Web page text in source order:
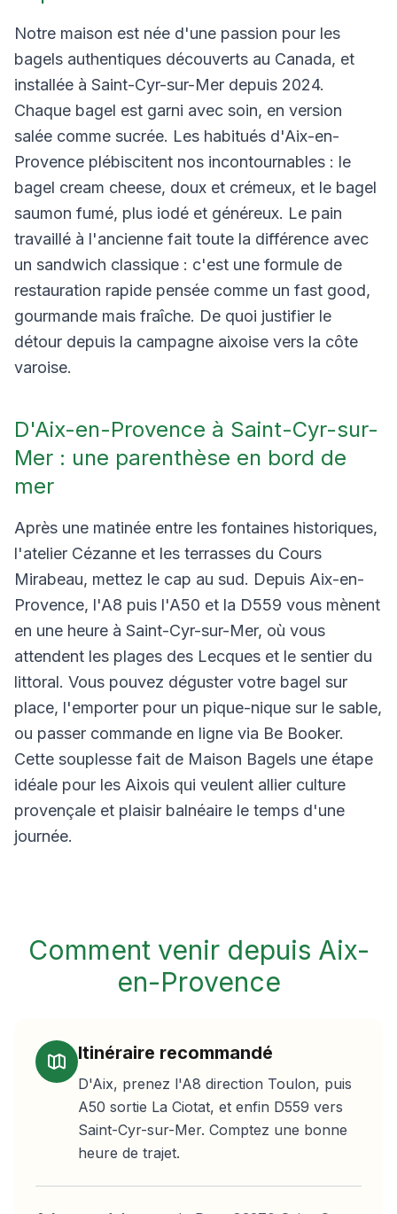
Notre maison est née d'une passion pour les
bagels authentiques découverts au Canada, et
installée à Saint-Cyr-sur-Mer depuis 2024.
Chaque bagel est garni avec soin, en version
salée comme sucrée. Les habitués d'Aix-en-
Provence plébiscitent nos incontournables : le
bagel cream cheese, doux et crémeux, et le bagel
saumon fumé, plus iodé et généreux. Le pain
travaillé à l'ancienne fait toute la différence avec
un sandwich classique : c'est une formule de
restauration rapide pensée comme un fast good,
gourmande mais fraîche. De quoi justifier le
détour depuis la campagne aixoise vers la côte
varoise.
D'Aix-en-Provence à Saint-Cyr-sur-
Mer : une parenthèse en bord de
mer
Après une matinée entre les fontaines historiques,
l'atelier Cézanne et les terrasses du Cours
Mirabeau, mettez le cap au sud. Depuis Aix-en-
Provence, l'A8 puis l'A50 et la D559 vous mènent
en une heure à Saint-Cyr-sur-Mer, où vous
attendent les plages des Lecques et le sentier du
littoral. Vous pouvez déguster votre bagel sur
place, l'emporter pour un pique-nique sur le sable,
ou passer commande en ligne via Be Booker.
Cette souplesse fait de Maison Bagels une étape
idéale pour les Aixois qui veulent allier culture
provençale et plaisir balnéaire le temps d'une
journée.
Comment venir depuis Aix-
en-Provence
Itinéraire recommandé
D'Aix, prenez l'A8 direction Toulon, puis
A50 sortie La Ciotat, et enfin D559 vers
Saint-Cyr-sur-Mer. Comptez une bonne
heure de trajet.